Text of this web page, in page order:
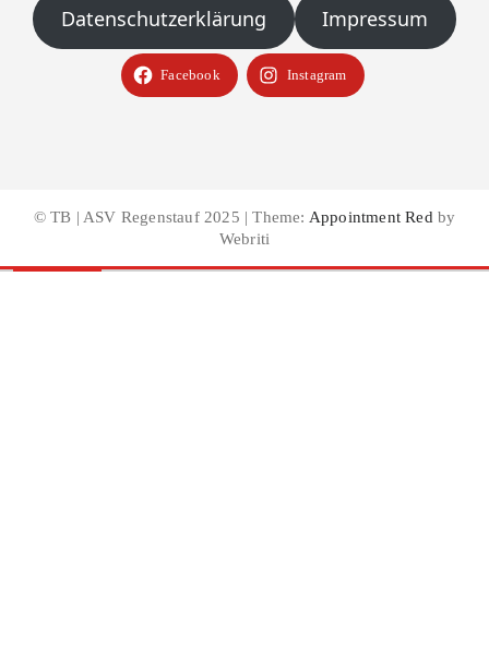
Datenschutzerklärung Impressum
Facebook Instagram
© TB | ASV Regenstauf 2025 | Theme: Appointment Redby
Webriti